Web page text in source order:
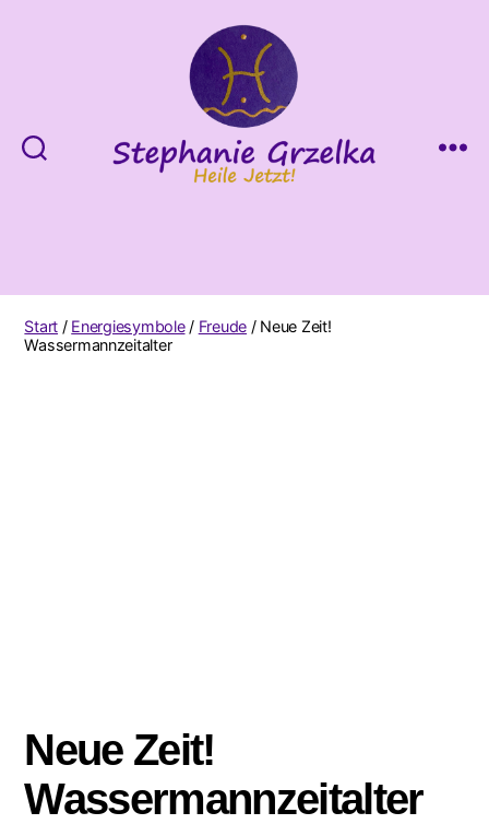
Start / Energiesymbole/ Freude / Neue Zeit!
Wassermannzeitalter
Neue Zeit!
Wassermannzeitalter